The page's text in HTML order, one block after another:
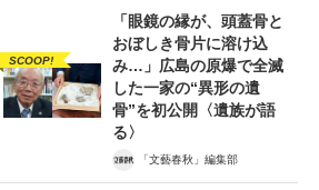
SCOOP!
「眼鏡の縁が、頭蓋骨と
おぼしき骨片に溶け込
み…」広島の原爆で全滅
した一家の“異形の遺
骨”を初公開〈遺族が語
る〉
「文藝春秋」編集部